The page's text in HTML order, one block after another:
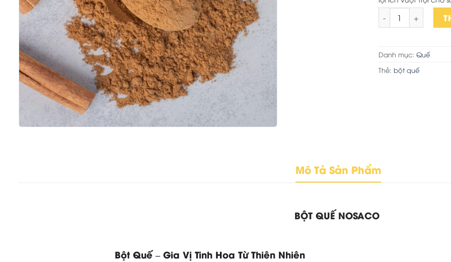
Bột quế số lượng
Danh mục: Quế
Thẻ: bột quế
Mô Tả Sản Phẩm
BỘT QUẾ NOSACO
Bột Quế – Gia Vị Tinh Hoa Từ Thiên Nhiên